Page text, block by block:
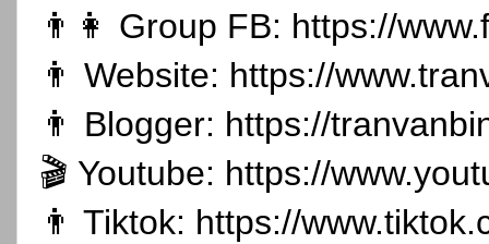
👨👩 Group FB: https://
👨 Website: https://
👨 Blogger: https://
🎬 Youtube: https://
👨 Tiktok: https://